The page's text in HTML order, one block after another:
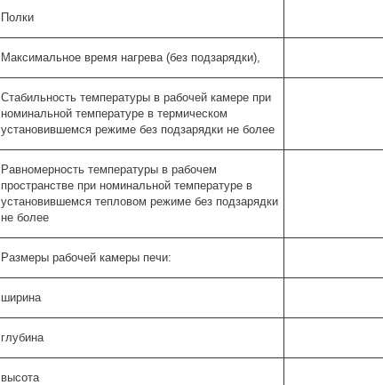
Полки
Максимальное время нагрева (без подзарядки),
Стабильность температуры в рабочей камере при
номинальной температуре в термическом
установившемся режиме без подзарядки не более
Равномерность температуры в рабочем
пространстве при номинальной температуре в
установившемся тепловом режиме без подзарядки
не более
Размеры рабочей камеры печи:
ширина
глубина
высота